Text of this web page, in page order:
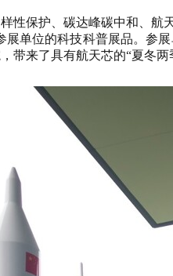
性保护、碳达峰碳中和、
单位的科技科普展品。参
来了具有航天芯的“夏冬